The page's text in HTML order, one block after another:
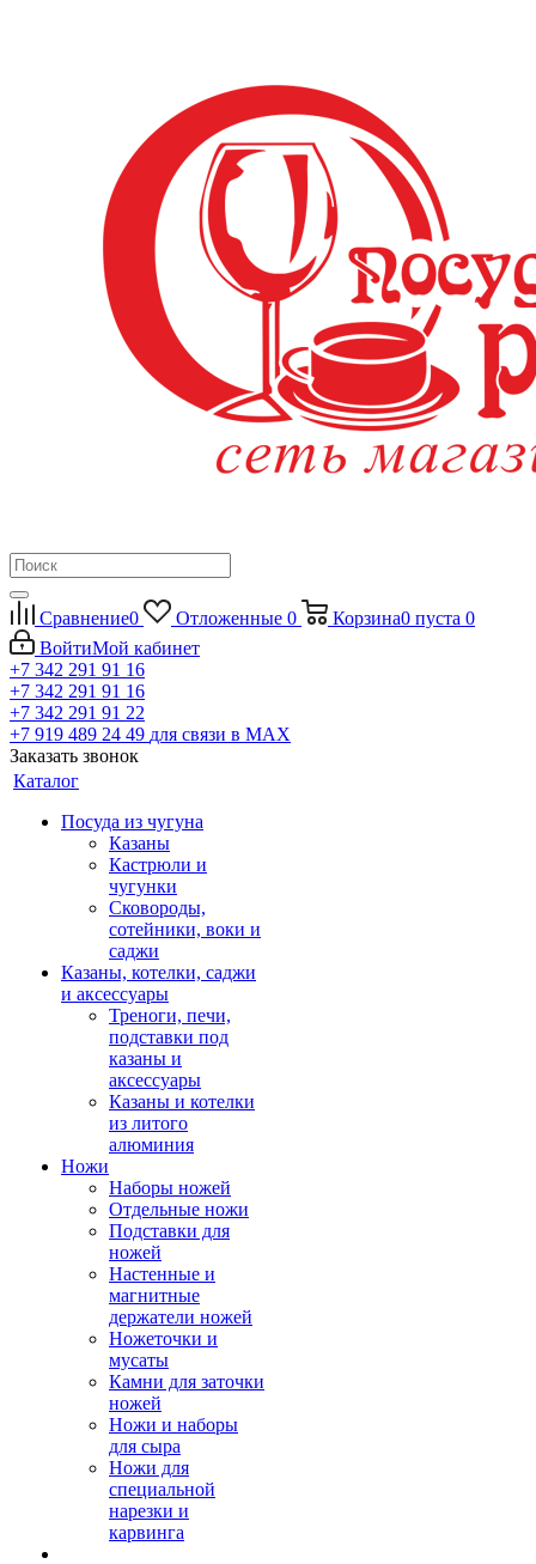
Сравнение0 Отложенные 0 Корзина0 пуста 0
ВойтиМой кабинет
+7 342 291 91 16
+7 342 291 91 16
+7 342 291 91 22
+7 919 489 24 49 для связи в МАХ
Заказать звонок
Каталог
Посуда из чугуна
Казаны
Кастрюли и
чугунки
Сковороды,
сотейники, воки и
саджи
Казаны, котелки, саджи
и аксессуары
Треноги, печи,
подставки под
казаны и
аксессуары
Казаны и котелки
из литого
алюминия
Ножи
Наборы ножей
Отдельные ножи
Подставки для
ножей
Настенные и
магнитные
держатели ножей
Ножеточки и
мусаты
Камни для заточки
ножей
Ножи и наборы
для сыра
Ножи для
специальной
нарезки и
карвинга